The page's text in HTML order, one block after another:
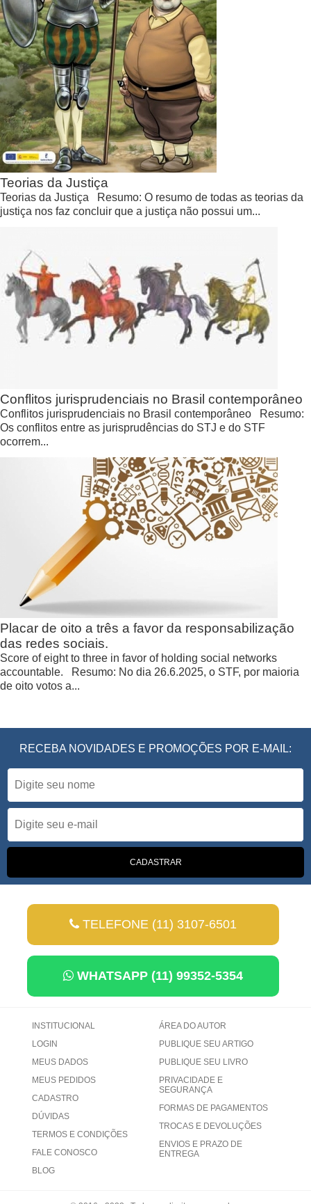
Teorias da Justiça
Teorias da Justiça Resumo: O resumo de todas as teorias da
justiça nos faz concluir que a justiça não possui um...
Conflitos jurisprudenciais no Brasil contemporâneo
Conflitos jurisprudenciais no Brasil contemporâneo Resumo:
Os conflitos entre as jurisprudências do STJ e do STF
ocorrem...
Placar de oito a três a favor da responsabilização
das redes sociais.
Score of eight to three in favor of holding social networks
accountable. Resumo: No dia 26.6.2025, o STF, por maioria
de oito votos a...
RECEBA NOVIDADES E PROMOÇÕES POR E-MAIL:
TELEFONE (11) 3107-6501
WHATSAPP (11) 99352-5354
INSTITUCIONAL
LOGIN
MEUS DADOS
MEUS PEDIDOS
CADASTRO
DÚVIDAS
TERMOS E CONDIÇÕES
FALE CONOSCO
BLOG
ÁREA DO AUTOR
PUBLIQUE SEU ARTIGO
PUBLIQUE SEU LIVRO
PRIVACIDADE E
SEGURANÇA
FORMAS DE PAGAMENTOS
TROCAS E DEVOLUÇÕES
ENVIOS E PRAZO DE
ENTREGA